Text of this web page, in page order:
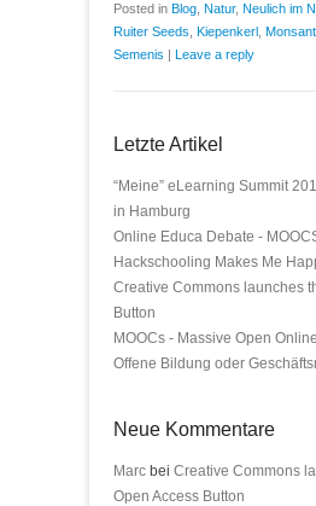
Posted in Blog Natur, Neulich im
Ruiter Seeds Kiepenkerl
Semenis | Leave a reply
Letzte Artikel
“Meine” eLearning Summit
in Hamburg
Online Educa Debate -
Hackschooling Makes Me
Creative Commons launches
Button
MOOCs - Massive Open
Offene Bildung oder
Neue Kommentare
Marc bei Creative Commons
Open Access Button